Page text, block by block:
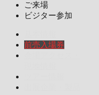
ご来場
ビジター参加
前売入場券